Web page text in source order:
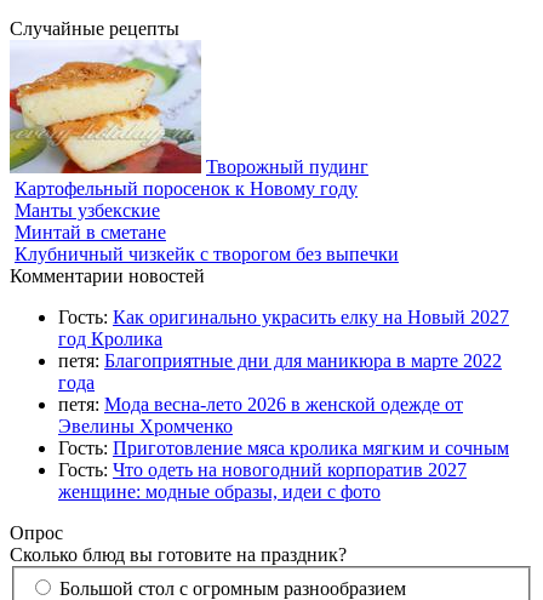
Случайные рецепты
Творожный пудинг
Картофельный поросенок к Новому году
Манты узбекские
Минтай в сметане
Клубничный чизкейк с творогом без выпечки
Комментарии новостей
Гость: Как оригинально украсить елку на Новый 2027
год Кролика
петя: Благоприятные дни для маникюра в марте 2022
года
петя: Мода весна-лето 2026 в женской одежде от
Эвелины Хромченко
Гость: Приготовление мяса кролика мягким и сочным
Гость: Что одеть на новогодний корпоратив 2027
женщине: модные образы, идеи с фото
Опрос
Сколько блюд вы готовите на праздник?
Большой стол с огромным разнообразием